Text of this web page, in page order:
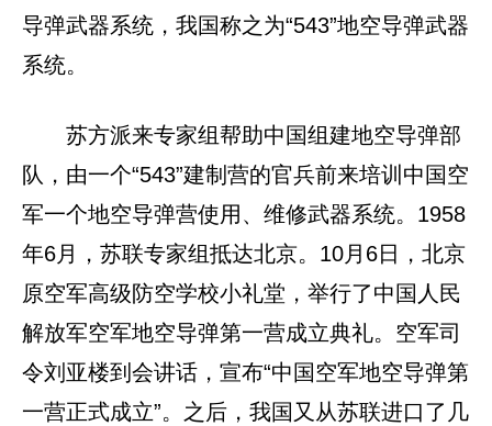
导弹武器系统，我国称之为“543”地空导弹武器
系统。
苏方派来专家组帮助中国组建地空导弹部
队，由一个“543”建制营的官兵前来培训中国空
军一个地空导弹营使用、维修武器系统。1958
年6月，苏联专家组抵达北京。10月6日，北京
原空军高级防空学校小礼堂，举行了中国人民
解放军空军地空导弹第一营成立典礼。空军司
令刘亚楼到会讲话，宣布“中国空军地空导弹第
一营正式成立”。之后，我国又从苏联进口了几